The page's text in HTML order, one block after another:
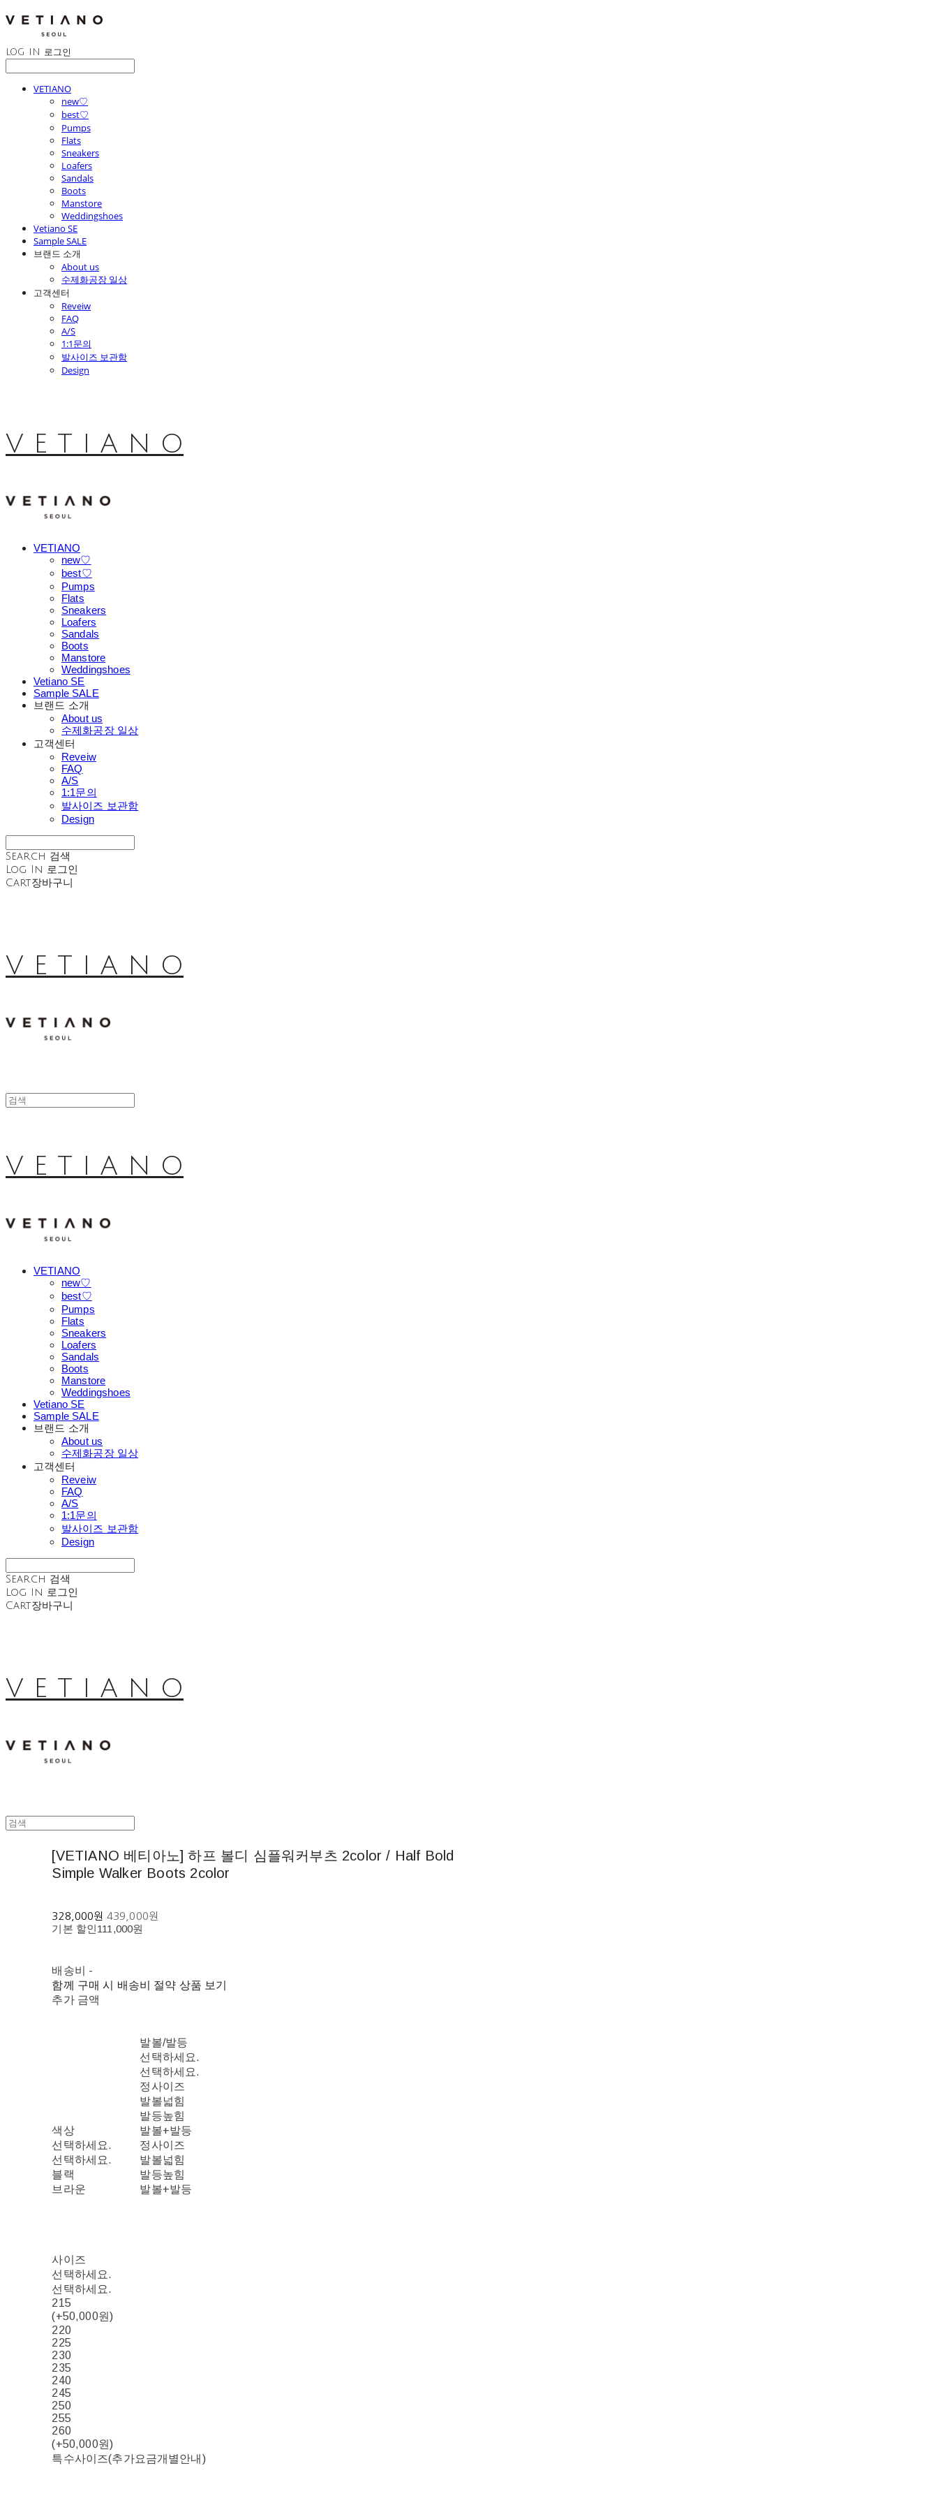
LOG IN 로그인
VETIANO
new♡
best♡
Pumps
Flats
Sneakers
Loafers
Sandals
Boots
Manstore
Weddingshoes
Vetiano SE
Sample SALE
브랜드 소개
About us
수제화공장 일상
고객센터
Reveiw
FAQ
A/S
1:1문의
발사이즈 보관함
Design
V E T I A N O
VETIANO
new♡
best♡
Pumps
Flats
Sneakers
Loafers
Sandals
Boots
Manstore
Weddingshoes
Vetiano SE
Sample SALE
브랜드 소개
About us
수제화공장 일상
고객센터
Reveiw
FAQ
A/S
1:1문의
발사이즈 보관함
Design
Search 검색
Log In 로그인
Cart장바구니
V E T I A N O
V E T I A N O
VETIANO
new♡
best♡
Pumps
Flats
Sneakers
Loafers
Sandals
Boots
Manstore
Weddingshoes
Vetiano SE
Sample SALE
브랜드 소개
About us
수제화공장 일상
고객센터
Reveiw
FAQ
A/S
1:1문의
발사이즈 보관함
Design
Search 검색
Log In 로그인
Cart장바구니
V E T I A N O
[VETIANO 베티아노] 하프 볼디 심플워커부츠 2color / Half Bold
Simple Walker Boots 2color
328,000원 439,000원
기본 할인111,000원
배송비 -
함께 구매 시 배송비 절약 상품 보기
추가 금액
색상
선택하세요.
선택하세요.
블랙
브라운
발볼/발등
선택하세요.
선택하세요.
정사이즈
발볼넓힘
발등높힘
발볼+발등
정사이즈
발볼넓힘
발등높힘
발볼+발등
사이즈
선택하세요.
선택하세요.
215
(+50,000원)
220
225
230
235
240
245
250
255
260
(+50,000원)
특수사이즈(추가요금개별안내)